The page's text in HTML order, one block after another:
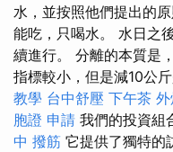
水，並按照他們提出的
能吃，只喝水。 水日之
續進行。 分離的本質是
指標較小，但是減10公
教學 台中舒壓 下午茶 外
胞證 申請 我們的投資組
中 撥筋 它提供了獨特的